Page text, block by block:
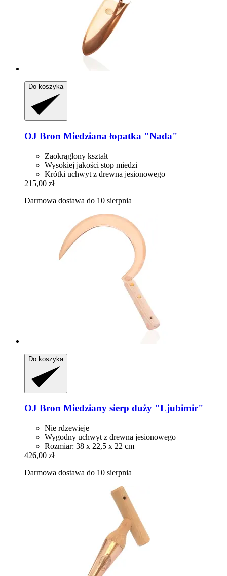
Do koszyka
OJ Bron Miedziana łopatka "Nada"
Zaokrąglony kształt
Wysokiej jakości stop miedzi
Krótki uchwyt z drewna jesionowego
215,00 zł
Darmowa dostawa do 10 sierpnia
Do koszyka
OJ Bron Miedziany sierp duży "Ljubimir"
Nie rdzewieje
Wygodny uchwyt z drewna jesionowego
Rozmiar: 38 x 22,5 x 22 cm
426,00 zł
Darmowa dostawa do 10 sierpnia